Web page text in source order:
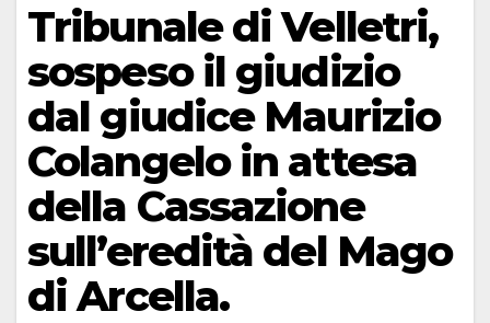
Tribunale di Velletri,
sospeso il giudizio
dal giudice Maurizio
Colangelo in attesa
della Cassazione
sull’eredità del Mago
di Arcella.